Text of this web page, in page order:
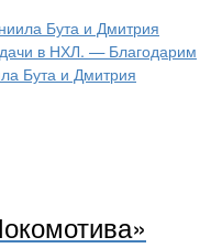
Бута и Дмитрия
в НХЛ. — Благодарим
Бута и Дмитрия